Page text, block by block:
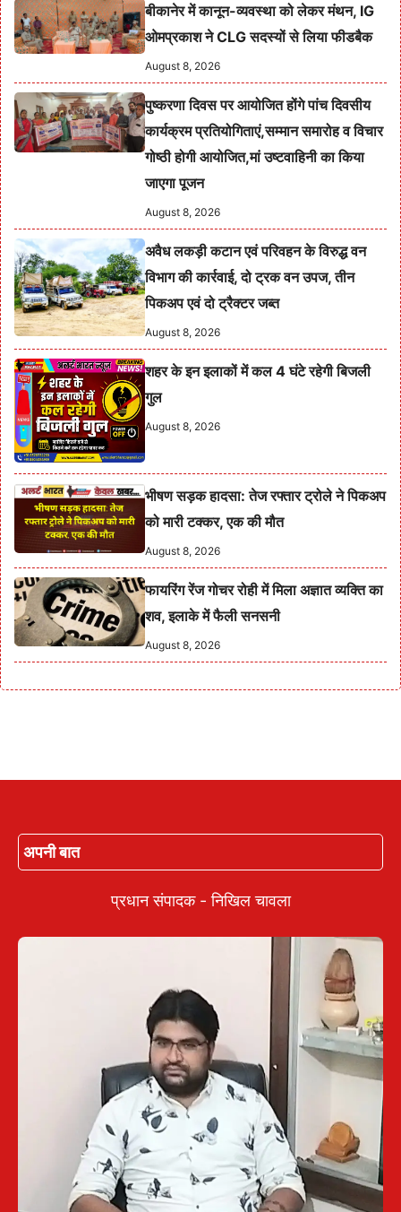
बीकानेर में कानून-व्यवस्था को लेकर मंथन, IG
ओमप्रकाश ने CLG सदस्यों से लिया फीडबैक
August 8, 2026
पुष्करणा दिवस पर आयोजित होंगे पांच दिवसीय
कार्यक्रम प्रतियोगिताएं,सम्मान समारोह व विचार
गोष्ठी होगी आयोजित,मां उष्टवाहिनी का किया
जाएगा पूजन
August 8, 2026
अवैध लकड़ी कटान एवं परिवहन के विरुद्ध वन
विभाग की कार्रवाई, दो ट्रक वन उपज, तीन
पिकअप एवं दो ट्रैक्टर जब्त
August 8, 2026
शहर के इन इलाकों में कल 4 घंटे रहेगी बिजली
गुल
August 8, 2026
भीषण सड़क हादसा: तेज रफ्तार ट्रोले ने पिकअप
को मारी टक्कर, एक की मौत
August 8, 2026
फायरिंग रेंज गोचर रोही में मिला अज्ञात व्यक्ति का
शव, इलाके में फैली सनसनी
August 8, 2026
अपनी बात
प्रधान संपादक - निखिल चावला